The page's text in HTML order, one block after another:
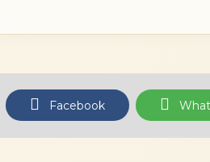
Facebook